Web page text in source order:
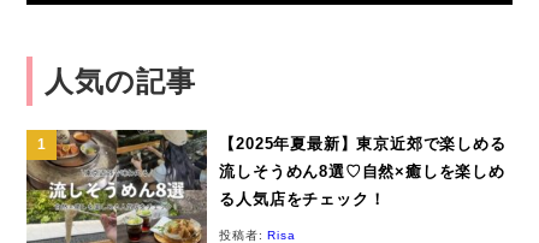
人気の記事
【2025年夏最新】東京近郊で楽しめる
流しそうめん8選♡自然×癒しを楽しめ
る人気店をチェック！
投稿者:Risa